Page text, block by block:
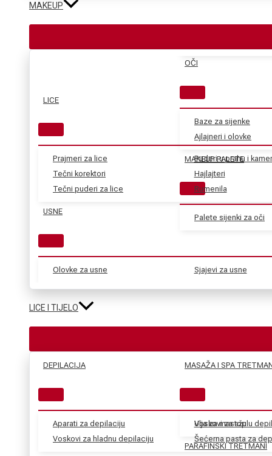
MAKEUP
LICE
Prajmeri za lice
Tečni korektori
Tečni puderi za lice
Puderi u prahu i
Hajlajteri
Rumenila
USNE
Olovke za usne Sjajevi za usne
OČI
Baze za sijenke
Ajlajneri i olovke
MAKEUP PALETE
Palete sijenki za oči
LICE I TIJELO
DEPILACIJA
Aparati za depilaciju
Voskovi za hladnu depilaciju
Voskovi za toplu
Šećerna pasta za
MASAŽA I SPA
Ulja za masažu
PARAFINSKI TRETMANI